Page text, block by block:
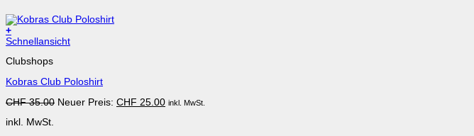
+
Dieses
weist
Varianten
Die
können
Schnellansicht
Clubshops
Kobras Club Poloshirt
CHF35.00 Ursprünglicher
Neuer Preis: CHF 25.00Aktueller
inkl. MwSt.
inkl. MwSt.